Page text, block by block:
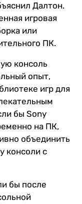
Далтон.
игровая
или
ПК.
консоль
опыт,
игр для
бы Sony
на ПК,
объединить
консоли с
бы после